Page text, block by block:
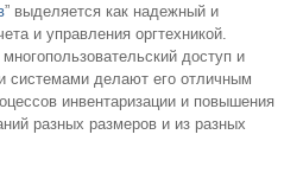
” выделяется как надежный и
и управления оргтехникой.
доступ и
системами делают его отличным
инвентаризации и повышения
разных размеров и из разных